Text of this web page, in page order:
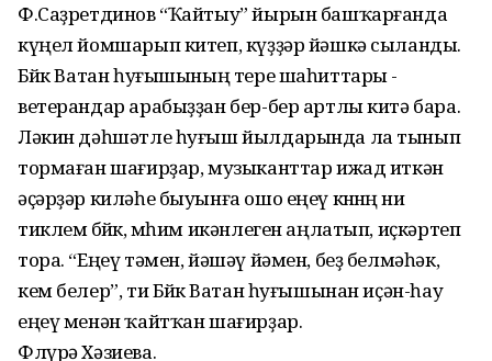
Ф.Саҙретдинов “Ҡайтыу” йырын башҡарғанда
күңел йомшарып китеп, күҙҙәр йәшкә сыланды.
Бөйөк Ватан һуғышының тере шаһиттары -
ветерандар арабыҙҙан бер-бер артлы китә бара.
Ләкин дәһшәтле һуғыш йылдарында ла тынып
тормаған шағирҙар, музыканттар ижад иткән
әҫәрҙәр киләһе быуынға ошо еңеү көнөнөң ни
тиклем бөйөк, мөһим икәнлеген аңлатып, иҫкәртеп
тора. “Еңеү тәмен, йәшәү йәмен, беҙ белмәһәк,
кем белер”, ти Бөйөк Ватан һуғышынан иҫән-һау
еңеү менән ҡайтҡан шағирҙар.
Флүрә Хәзиева.